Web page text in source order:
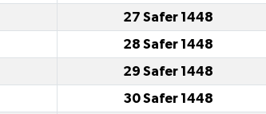
27 Safer 1448
28 Safer 1448
29 Safer 1448
30 Safer 1448